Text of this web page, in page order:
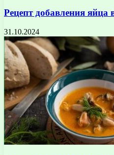
Рецепт добавления
31.10.2024